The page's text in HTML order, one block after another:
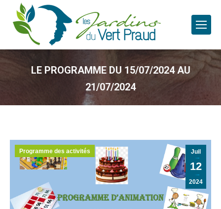
LE PROGRAMME DU 15/07/2024 AU
21/07/2024
Juil
12
2024
Programme des activités